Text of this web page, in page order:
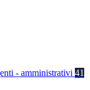
- amministrativi 41